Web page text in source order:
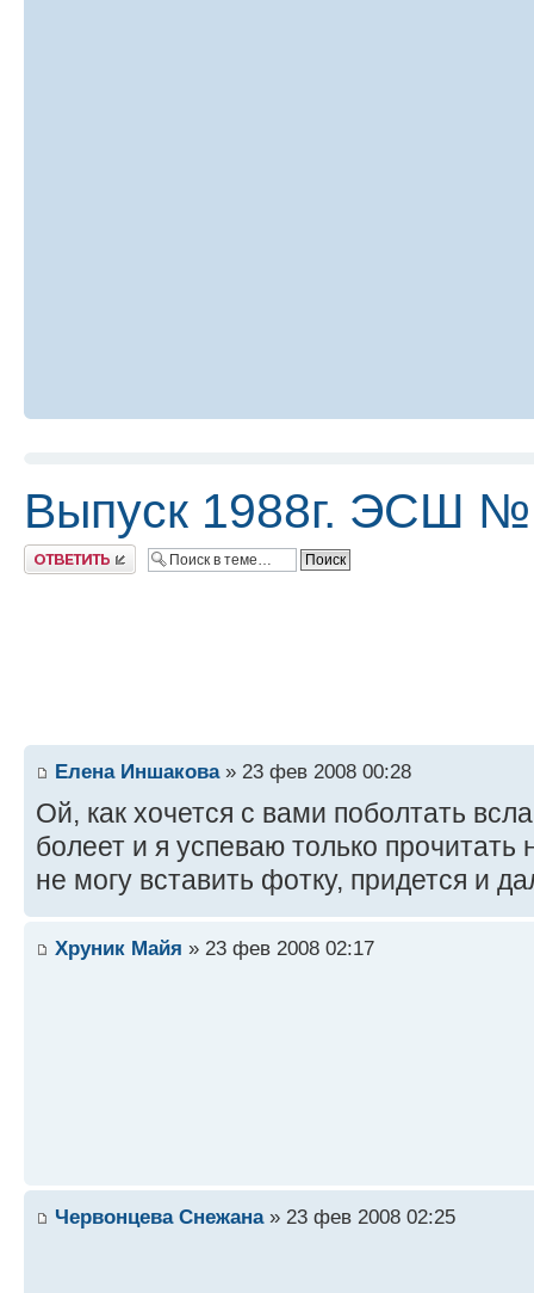
Выпуск 1988г. ЭСШ
Ответить
Елена Иншакова» 23 фев 2008 00:28
Ой, как хочется с вами поболтать
болеет и я успеваю только прочитать
не могу вставить фотку, придется и
Хруник Майя » 23 фев 2008 02:17
Червонцева Снежана» 23 фев 2008 02:25